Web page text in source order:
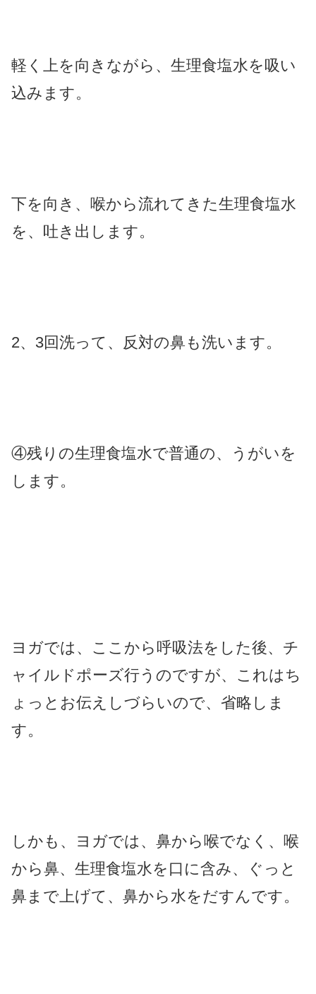
軽く上を向きながら、生理食塩水を吸い
込みます。
下を向き、喉から流れてきた生理食塩水
を、吐き出します。
2、3回洗って、反対の鼻も洗います。
④残りの生理食塩水で普通の、うがいを
します。
ヨガでは、ここから呼吸法をした後、チ
ャイルドポーズ行うのですが、これはち
ょっとお伝えしづらいので、省略しま
す。
しかも、ヨガでは、鼻から喉でなく、喉
から鼻、生理食塩水を口に含み、ぐっと
鼻まで上げて、鼻から水をだすんです。